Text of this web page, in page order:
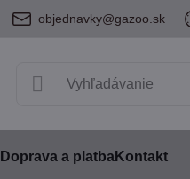
objednavky@gazoo.sk
Doprava a platbaKontakt